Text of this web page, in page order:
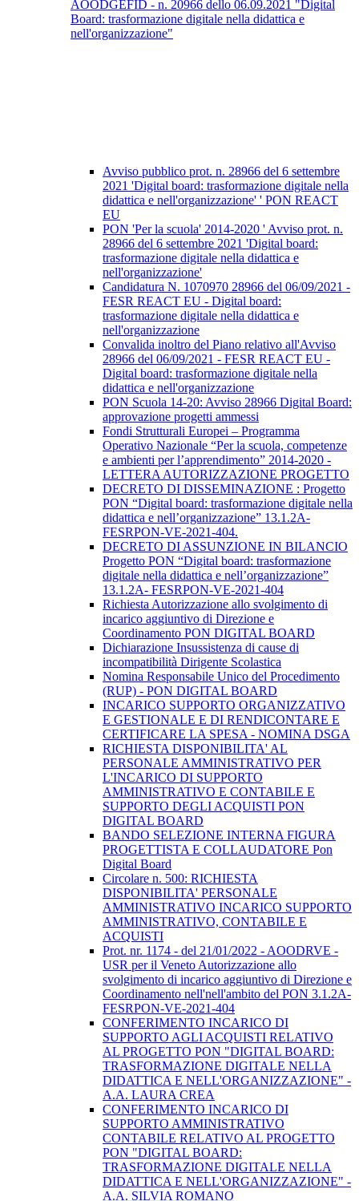
AOODGEFID - n. 20966 dello 06.09.2021 "Digital
Board: trasformazione digitale nella didattica e
nell'organizzazione"
Avviso pubblico prot. n. 28966 del 6 settembre
2021 'Digital board: trasformazione digitale nella
didattica e nell'organizzazione' ' PON REACT
EU
PON 'Per la scuola' 2014-2020 ' Avviso prot. n.
28966 del 6 settembre 2021 'Digital board:
trasformazione digitale nella didattica e
nell'organizzazione'
Candidatura N. 1070970 28966 del 06/09/2021 -
FESR REACT EU - Digital board:
trasformazione digitale nella didattica e
nell'organizzazione
Convalida inoltro del Piano relativo all'Avviso
28966 del 06/09/2021 - FESR REACT EU -
Digital board: trasformazione digitale nella
didattica e nell'organizzazione
PON Scuola 14-20: Avviso 28966 Digital Board:
approvazione progetti ammessi
Fondi Strutturali Europei – Programma
Operativo Nazionale “Per la scuola, competenze
e ambienti per l’apprendimento” 2014-2020 -
LETTERA AUTORIZZAZIONE PROGETTO
DECRETO DI DISSEMINAZIONE : Progetto
PON “Digital board: trasformazione digitale nella
didattica e nell’organizzazione” 13.1.2A-
FESRPON-VE-2021-404.
DECRETO DI ASSUNZIONE IN BILANCIO
Progetto PON “Digital board: trasformazione
digitale nella didattica e nell’organizzazione”
13.1.2A- FESRPON-VE-2021-404
Richiesta Autorizzazione allo svolgimento di
incarico aggiuntivo di Direzione e
Coordinamento PON DIGITAL BOARD
Dichiarazione Insussistenza di cause di
incompatibilità Dirigente Scolastica
Nomina Responsabile Unico del Procedimento
(RUP) - PON DIGITAL BOARD
INCARICO SUPPORTO ORGANIZZATIVO
E GESTIONALE E DI RENDICONTARE E
CERTIFICARE LA SPESA - NOMINA DSGA
RICHIESTA DISPONIBILITA' AL
PERSONALE AMMINISTRATIVO PER
L'INCARICO DI SUPPORTO
AMMINISTRATIVO E CONTABILE E
SUPPORTO DEGLI ACQUISTI PON
DIGITAL BOARD
BANDO SELEZIONE INTERNA FIGURA
PROGETTISTA E COLLAUDATORE Pon
Digital Board
Circolare n. 500: RICHIESTA
DISPONIBILITA' PERSONALE
AMMINISTRATIVO INCARICO SUPPORTO
AMMINISTRATIVO, CONTABILE E
ACQUISTI
Prot. nr. 1174 - del 21/01/2022 - AOODRVE -
USR per il Veneto Autorizzazione allo
svolgimento di incarico aggiuntivo di Direzione e
Coordinamento nell'nell'ambito del PON 3.1.2A-
FESRPON-VE-2021-404
CONFERIMENTO INCARICO DI
SUPPORTO AGLI ACQUISTI RELATIVO
AL PROGETTO PON "DIGITAL BOARD:
TRASFORMAZIONE DIGITALE NELLA
DIDATTICA E NELL'ORGANIZZAZIONE" -
A.A. LAURA CREA
CONFERIMENTO INCARICO DI
SUPPORTO AMMINISTRATIVO
CONTABILE RELATIVO AL PROGETTO
PON "DIGITAL BOARD:
TRASFORMAZIONE DIGITALE NELLA
DIDATTICA E NELL'ORGANIZZAZIONE" -
A.A. SILVIA ROMANO